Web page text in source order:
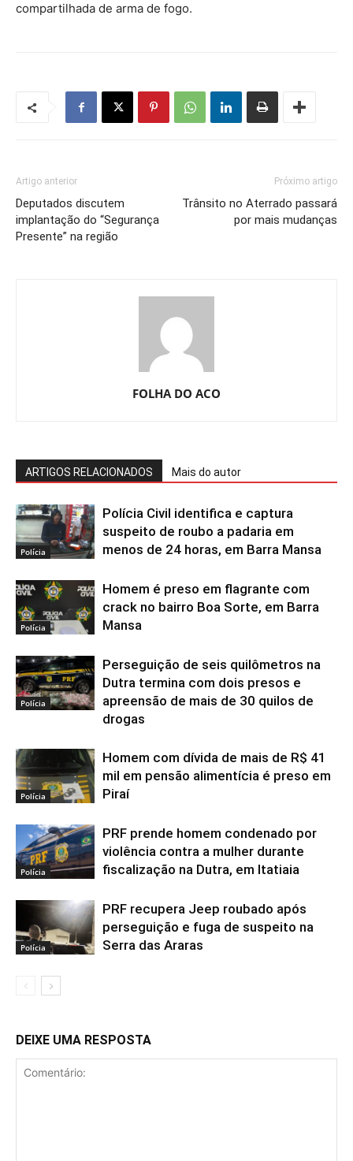
compartilhada de arma de fogo.
Artigo anterior
Deputados discutem
implantação do “Segurança
Presente” na região
Próximo artigo
Trânsito no Aterrado passará
por mais mudanças
FOLHA DO ACO
ARTIGOS RELACIONADOS Mais do autor
Polícia
Polícia Civil identifica e captura
suspeito de roubo a padaria em
menos de 24 horas, em Barra Mansa
Polícia
Homem é preso em flagrante com
crack no bairro Boa Sorte, em Barra
Mansa
Polícia
Perseguição de seis quilômetros na
Dutra termina com dois presos e
apreensão de mais de 30 quilos de
drogas
Polícia
Homem com dívida de mais de R$ 41
mil em pensão alimentícia é preso em
Piraí
Polícia
PRF prende homem condenado por
violência contra a mulher durante
fiscalização na Dutra, em Itatiaia
Polícia
PRF recupera Jeep roubado após
perseguição e fuga de suspeito na
Serra das Araras
DEIXE UMA RESPOSTA